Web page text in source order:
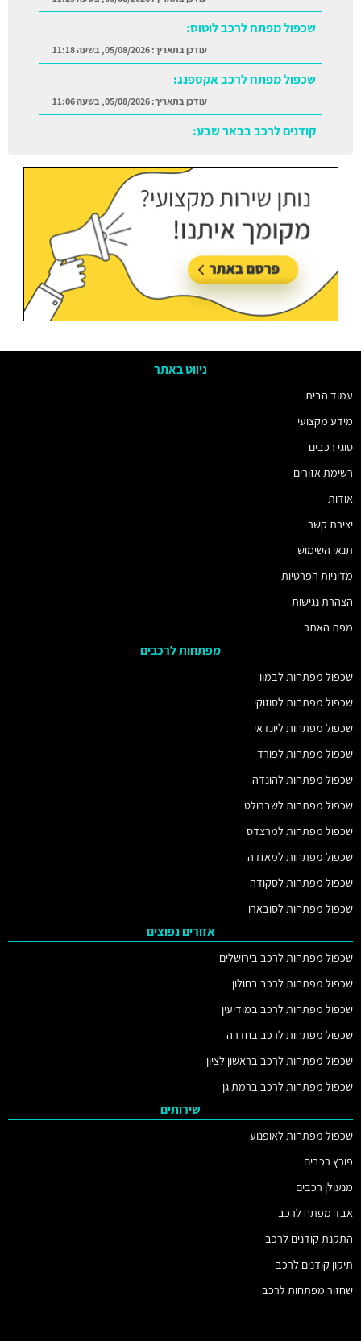
שכפול מפתח לרכב לוטוס:
עודכן בתאריך:
שכפול מפתח לרכב אקספנג:
עודכן בתאריך:
קודנים לרכב בבאר שבע:
עודכן בתאריך:
ניווט באתר
עמוד הבית
מידע מקצועי
סוגי רכבים
רשימת אזורים
אודות
יצירת קשר
תנאי השימוש
מדיניות הפרטיות
הצהרת נגישות
מפת האתר
מפתחות לרכבים
שכפול מפתחות לבמוו
שכפול מפתחות לסוזוקי
שכפול מפתחות ליונדאי
שכפול מפתחות לפורד
שכפול מפתחות להונדה
שכפול מפתחות לשברולט
שכפול מפתחות למרצדס
שכפול מפתחות למאזדה
שכפול מפתחות לסקודה
שכפול מפתחות לסובארו
אזורים נפוצים
שכפול מפתחות לרכב בירושלים
שכפול מפתחות לרכב בחולון
שכפול מפתחות לרכב במודיעין
שכפול מפתחות לרכב בחדרה
שכפול מפתחות לרכב בראשון לציון
שכפול מפתחות לרכב ברמת גן
שירותים
שכפול מפתחות לאופנוע
פורץ רכבים
מנעולן רכבים
אבד מפתח לרכב
התקנת קודנים לרכב
תיקון קודנים לרכב
שחזור מפתחות לרכב